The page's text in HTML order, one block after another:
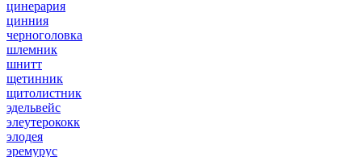
цинерария
цинния
черноголовка
шлемник
шнитт
щетинник
щитолистник
эдельвейс
элеутерококк
элодея
эремурус